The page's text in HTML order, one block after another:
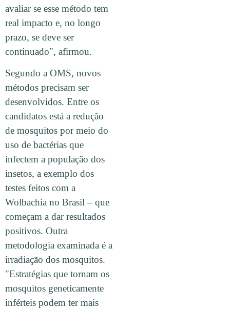
avaliar se esse método tem
real impacto e, no longo
prazo, se deve ser
continuado", afirmou.
Segundo a OMS, novos
métodos precisam ser
desenvolvidos. Entre os
candidatos está a redução
de mosquitos por meio do
uso de bactérias que
infectem a população dos
insetos, a exemplo dos
testes feitos com a
Wolbachia no Brasil – que
começam a dar resultados
positivos. Outra
metodologia examinada é a
irradiação dos mosquitos.
"Estratégias que tornam os
mosquitos geneticamente
inférteis podem ter mais